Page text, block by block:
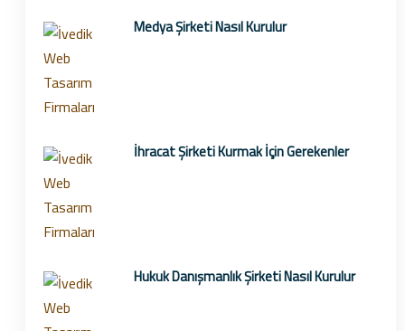
Medya Şirketi Nasıl Kurulur
İhracat Şirketi Kurmak İçin Gerekenler
Hukuk Danışmanlık Şirketi Nasıl Kurulur